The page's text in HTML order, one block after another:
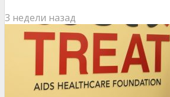
3 недели назад